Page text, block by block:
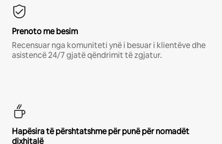
Prenoto me besim
Recensuar nga komuniteti ynë i besuar i klientëve dhe
asistencë 24/7 gjatë qëndrimit të zgjatur.
Hapësira të përshtatshme për punë për nomadët
dixhitalë